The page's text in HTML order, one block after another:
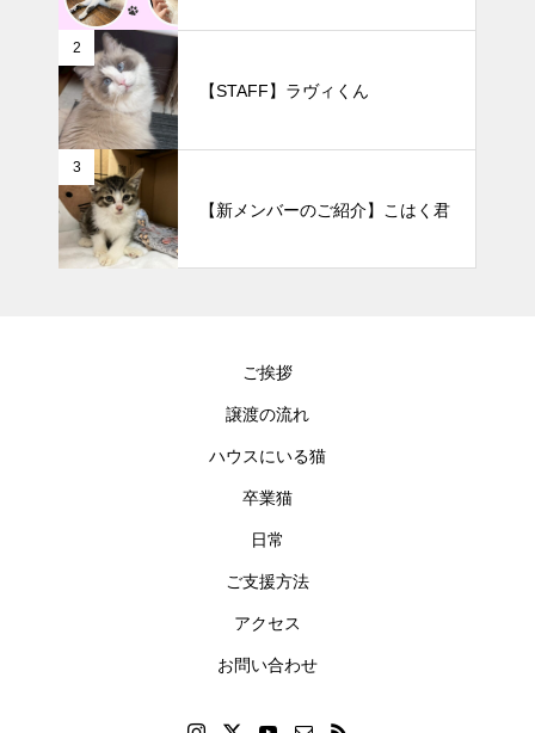
2
【STAFF】ラヴィくん
3
【新メンバーのご紹介】こはく君
ご挨拶
譲渡の流れ
ハウスにいる猫
卒業猫
日常
ご支援方法
アクセス
お問い合わせ